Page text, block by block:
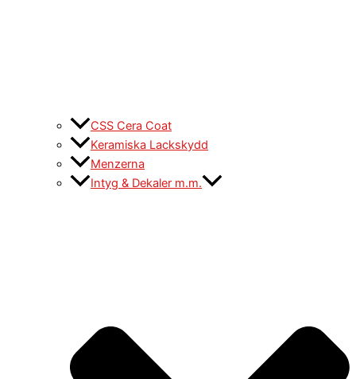
CSS Cera Coat
Keramiska Lackskydd
Menzerna
Intyg & Dekaler m.m.